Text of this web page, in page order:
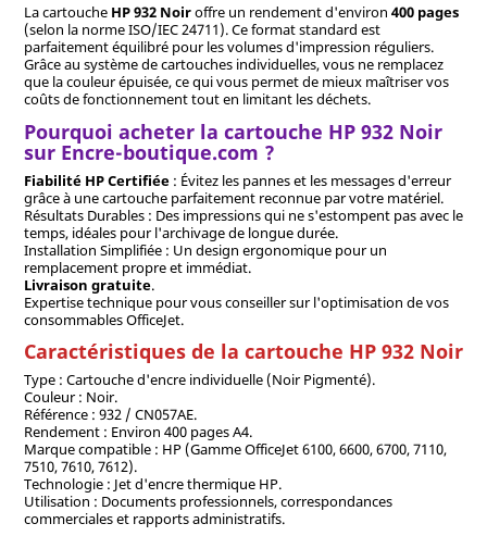
La cartouche HP 932 Noiroffre un rendement d'environ 400 pages
(selon la norme ISO/IEC 24711). Ce format standard est
parfaitement équilibré pour les volumes d'impression réguliers.
Grâce au système de cartouches individuelles, vous ne remplacez
que la couleur épuisée, ce qui vous permet de mieux maîtriser vos
coûts de fonctionnement tout en limitant les déchets.
Pourquoi acheter la cartouche HP 932 Noir
sur Encre-boutique.com ?
Fiabilité HP Certifiée: Évitez les pannes et les messages d'erreur
grâce à une cartouche parfaitement reconnue par votre matériel.
Résultats Durables : Des impressions qui ne s'estompent pas avec le
temps, idéales pour l'archivage de longue durée.
Installation Simplifiée : Un design ergonomique pour un
remplacement propre et immédiat.
Livraison gratuite.
Expertise technique pour vous conseiller sur l'optimisation de vos
consommables OfficeJet.
Caractéristiques de la cartouche HP 932 Noir
Type : Cartouche d'encre individuelle (Noir Pigmenté).
Couleur : Noir.
Référence : 932 / CN057AE.
Rendement : Environ 400 pages A4.
Marque compatible : HP (Gamme OfficeJet 6100, 6600, 6700, 7110,
7510, 7610, 7612).
Technologie : Jet d'encre thermique HP.
Utilisation : Documents professionnels, correspondances
commerciales et rapports administratifs.